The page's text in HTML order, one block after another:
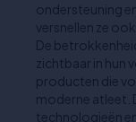
ondersteuning
versnellen ze
De
zichtbaar in hun
producten die
moderne atleet.
technologieën